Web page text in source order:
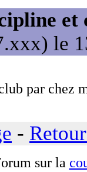
et
le
par chez
-
sur la